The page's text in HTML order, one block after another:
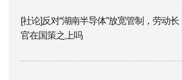
[社论]反对“湖南半导体”放宽管制，劳动长
官在国策之上吗